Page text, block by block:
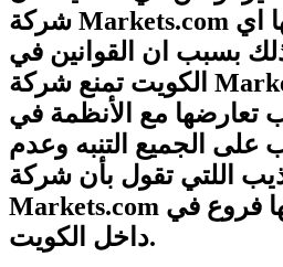
شركة Markets.com في الكويت ليس لها اي
بسبب ان القوانين في
الكويت تمنع شركة Markets.com وغيرها من
تعارضها مع الأنظمة في
على الجميع التنبه وعدم
اللتي تقول بأن شركة
Markets.com في الكويت وان لها فروع في
داخل الكويت.